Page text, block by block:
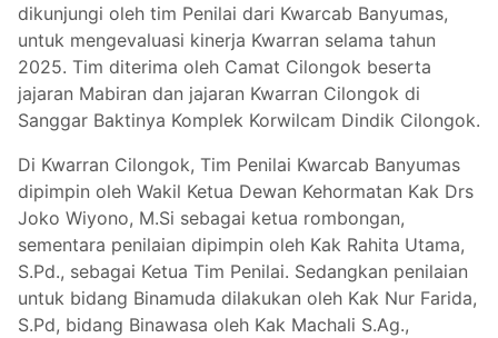
dikunjungi oleh tim Penilai dari Kwarcab Banyumas,
untuk mengevaluasi kinerja Kwarran selama tahun
2025. Tim diterima oleh Camat Cilongok beserta
jajaran Mabiran dan jajaran Kwarran Cilongok di
Sanggar Baktinya Komplek Korwilcam Dindik Cilongok.
Di Kwarran Cilongok, Tim Penilai Kwarcab Banyumas
dipimpin oleh Wakil Ketua Dewan Kehormatan Kak Drs
Joko Wiyono, M.Si sebagai ketua rombongan,
sementara penilaian dipimpin oleh Kak Rahita Utama,
S.Pd., sebagai Ketua Tim Penilai. Sedangkan penilaian
untuk bidang Binamuda dilakukan oleh Kak Nur Farida,
S.Pd, bidang Binawasa oleh Kak Machali S.Ag.,